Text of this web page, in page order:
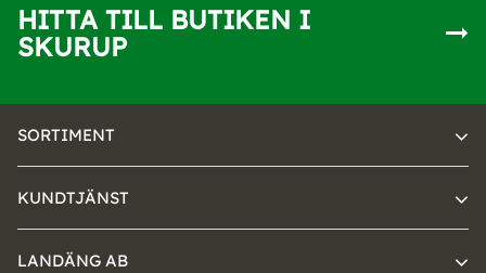
HITTA TILL BUTIKEN I
SKURUP
SORTIMENT
KUNDTJÄNST
LANDÄNG AB